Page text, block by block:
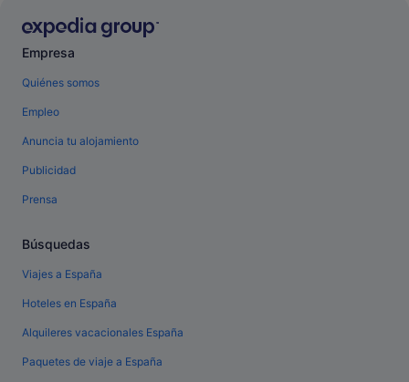
Empresa
Quiénes somos
Empleo
Anuncia tu alojamiento
Publicidad
Prensa
Búsquedas
Viajes a España
Hoteles en España
Alquileres vacacionales España
Paquetes de viaje a España